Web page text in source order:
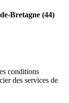
Bretagne (44)
conditions
des services de